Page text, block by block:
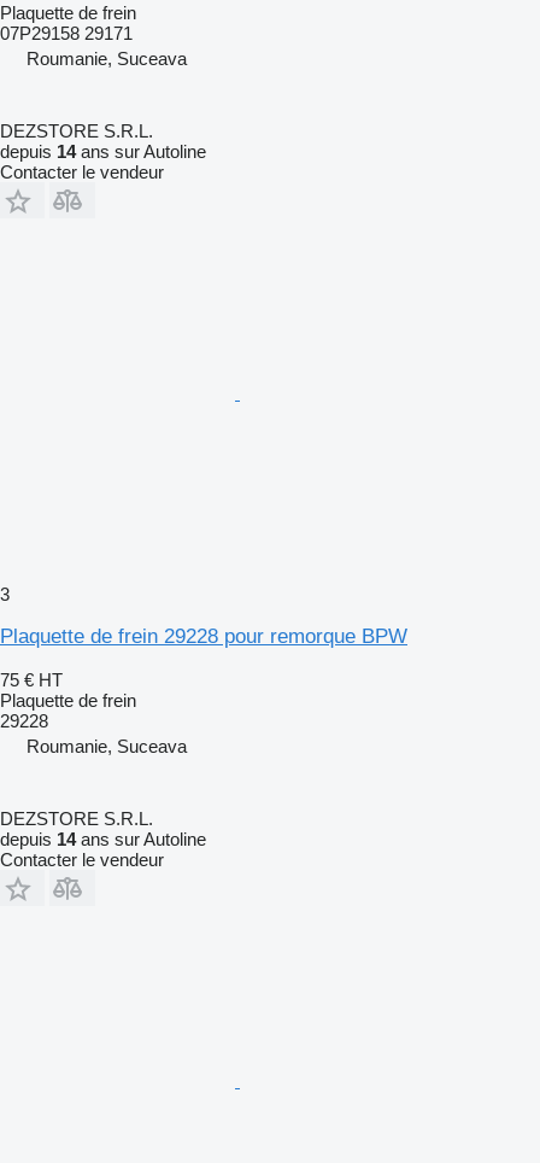
Plaquette de frein
07P29158 29171
Roumanie, Suceava
DEZSTORE S.R.L.
depuis 14ans sur Autoline
Contacter le vendeur
3
Plaquette de frein 29228 pour remorque BPW
75 € HT
Plaquette de frein
29228
Roumanie, Suceava
DEZSTORE S.R.L.
depuis 14ans sur Autoline
Contacter le vendeur